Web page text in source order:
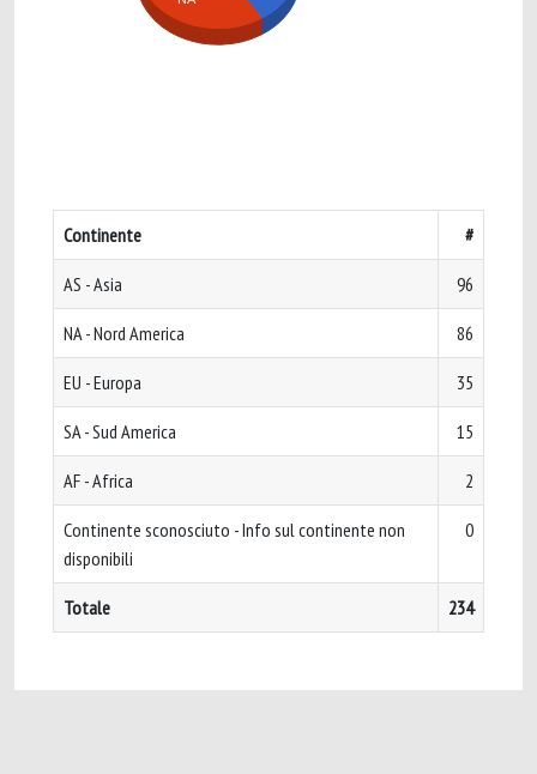
Continente #
AS - Asia 96
NA - Nord America 86
EU - Europa 35
SA - Sud America 15
AF - Africa 2
Continente sconosciuto - Info sul continente non
disponibili
0
Totale 234